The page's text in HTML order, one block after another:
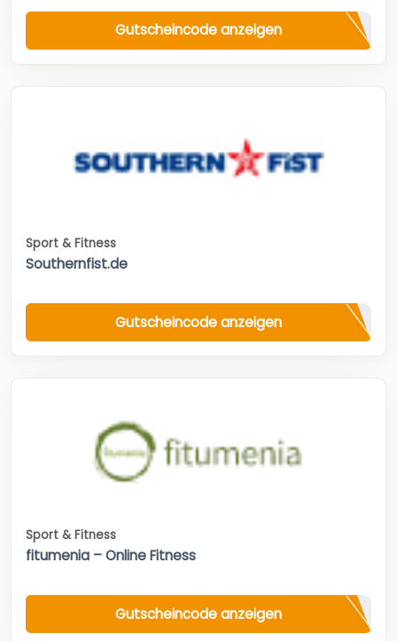
Gutscheincode anzeigen
Sport & Fitness
Southernfist.de
Gutscheincode anzeigen
Sport & Fitness
fitumenia – Online Fitness
Gutscheincode anzeigen